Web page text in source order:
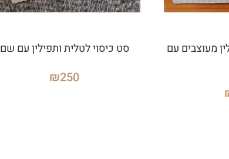
מעוצבים עם
סט כיסוי לטלית ותפילין עם שם
₪250